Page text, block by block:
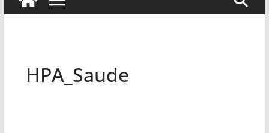
HPA_Saude